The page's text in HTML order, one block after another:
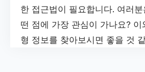
한 접근법이 필요합니다. 여러
떤 점에 가장 관심이 가나요? 이
형 정보를 찾아보시면 좋을 것